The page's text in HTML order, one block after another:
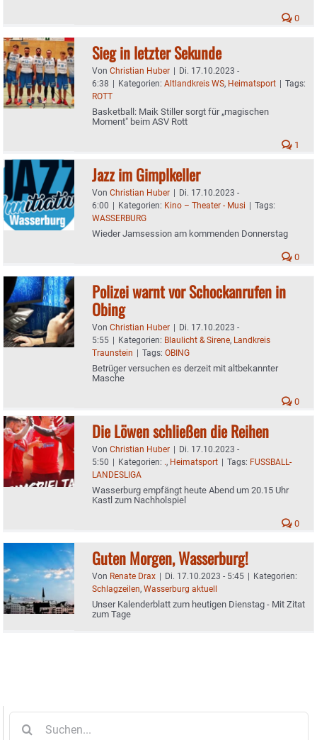
0
Sieg in letzter Sekunde
Von Christian Huber | Di. 17.10.2023 -
6:38 | Kategorien: Altlandkreis WS, Heimatsport | Tags:
ROTT
Basketball: Maik Stiller sorgt für „magischen
Moment" beim ASV Rott
1
Jazz im Gimplkeller
Von Christian Huber | Di. 17.10.2023 -
6:00 | Kategorien: Kino – Theater - Musi | Tags:
WASSERBURG
Wieder Jamsession am kommenden Donnerstag
0
Polizei warnt vor Schockanrufen in
Obing
Von Christian Huber | Di. 17.10.2023 -
5:55 | Kategorien: Blaulicht & Sirene, Landkreis
Traunstein | Tags: OBING
Betrüger versuchen es derzeit mit altbekannter
Masche
0
Die Löwen schließen die Reihen
Von Christian Huber | Di. 17.10.2023 -
5:50 | Kategorien: ., Heimatsport | Tags: FUSSBALL-
LANDESLIGA
Wasserburg empfängt heute Abend um 20.15 Uhr
Kastl zum Nachholspiel
0
Guten Morgen, Wasserburg!
Von Renate Drax | Di. 17.10.2023 - 5:45 | Kategorien:
Schlagzeilen, Wasserburg aktuell
Unser Kalenderblatt zum heutigen Dienstag - Mit Zitat
zum Tage
nach: